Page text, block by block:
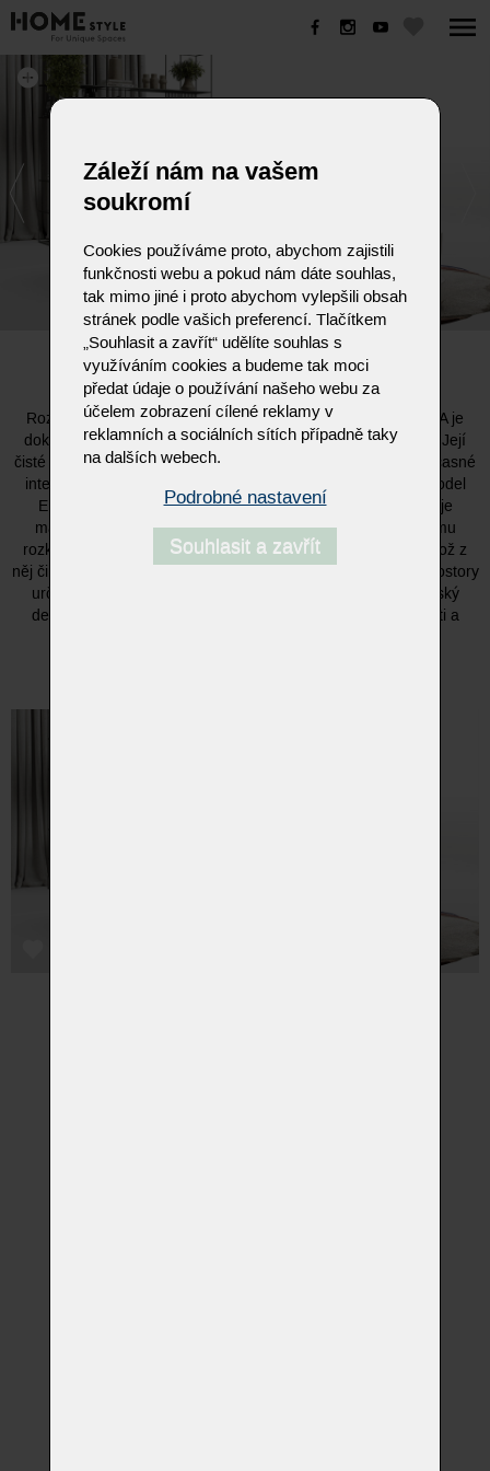
ELLIOT
Rozkládací pohovka ELLIOT od italské značky VIS COMODA je
dokonalým spojením moderní estetiky, pohodlí a funkčnosti. Její
čisté linie a vyvážené proporce z ní činí ideální volbu pro současné
interiéry, kde se klade důraz na jednoduchost a eleganci. Model
ELLIOT nabízí obepínající a pohodlný sedák, který zaručuje
maximální komfort při sezení. Díky praktickému mechanismu
rozkládání se během okamžiku promění v pohodlné lůžko, což z
něj činí perfektní řešení nejen pro obývací pokoje, ale i pro prostory
určené k přijímání hostů. S důrazem na kvalitu, detail a italský
design je pohovka ELLIOT symbolem elegance, praktičnosti a
Záleží nám na vašem
soukromí
Cookies používáme proto, abychom zajistili
funkčnosti webu a pokud nám dáte souhlas,
tak mimo jiné i proto abychom vylepšili obsah
stránek podle vašich preferencí. Tlačítkem
„Souhlasit a zavřít“ udělíte souhlas s
využíváním cookies a budeme tak moci
předat údaje o používání našeho webu za
účelem zobrazení cílené reklamy v
reklamních a sociálních sítích případně taky
na dalších webech.
Podrobné nastavení
Souhlasit a zavřít